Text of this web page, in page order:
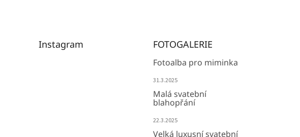
Instagram FOTOGALERIE
Fotoalba pro miminka
31.3.2025
Malá svatební
blahopřání
22.3.2025
Velká luxusní svatební